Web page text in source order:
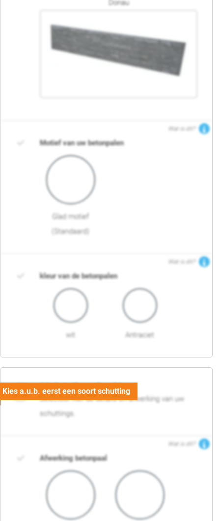
Donau
Wat is dit?
Motief van uw betonpalen
Glad motief
(Standaard)
Wat is dit?
kleur van de betonpalen
wit Antraciet
03. Detail en afwerking
Selecteer hier de details en afwerking van uw
schuttings.
Wat is dit?
Afwerking betonpaal